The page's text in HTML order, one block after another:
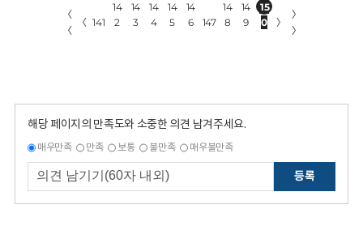
〈
〈
〈 141
14
2
14
3
14
4
14
5
14
6
147
14
8
14
9
15
0
〉
〉
〉
해당 페이지의 만족도와 소중한 의견 남겨주세요.
매우만족 만족 보통 불만족 매우불만족
등록